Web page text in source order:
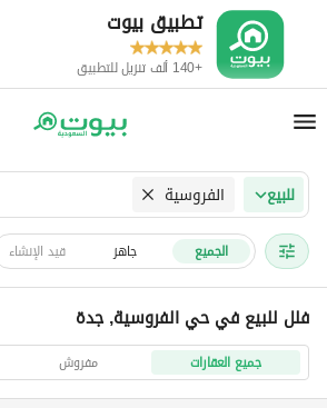
تطبيق بيوت
+140 ألف تنزيل للتطبيق
للبيع الفروسية
الجميع جاهز قيد الإنشاء
فلل للبيع في حي الفروسية, جدة
جميع العقارات مفروش